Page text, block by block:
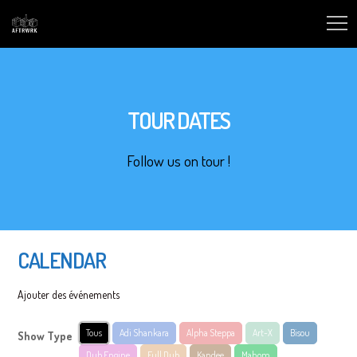
TOUR DATES
Follow us on tour !
CALENDAR
Ajouter des événements
Show Type Tous Adi Shankara Alpha Steppa Art-X
Bisou